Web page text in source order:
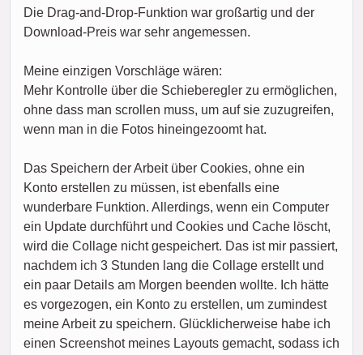
Die Drag-and-Drop-Funktion war großartig und der
Download-Preis war sehr angemessen.
Meine einzigen Vorschläge wären:
Mehr Kontrolle über die Schieberegler zu ermöglichen,
ohne dass man scrollen muss, um auf sie zuzugreifen,
wenn man in die Fotos hineingezoomt hat.
Das Speichern der Arbeit über Cookies, ohne ein
Konto erstellen zu müssen, ist ebenfalls eine
wunderbare Funktion. Allerdings, wenn ein Computer
ein Update durchführt und Cookies und Cache löscht,
wird die Collage nicht gespeichert. Das ist mir passiert,
nachdem ich 3 Stunden lang die Collage erstellt und
ein paar Details am Morgen beenden wollte. Ich hätte
es vorgezogen, ein Konto zu erstellen, um zumindest
meine Arbeit zu speichern. Glücklicherweise habe ich
einen Screenshot meines Layouts gemacht, sodass ich